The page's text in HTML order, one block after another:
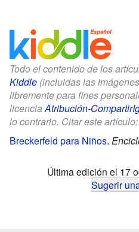
Todo el contenido de los
Kiddle (incluidas las
libremente para fines
licenciaAtribución-
lo contrario. Citar este artículo:
Breckerfeld para Niños.
Última edición el 17
Sugerir